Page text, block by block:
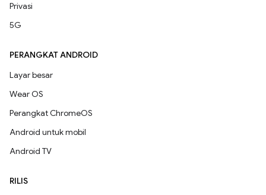
Privasi
5G
PERANGKAT ANDROID
Layar besar
Wear OS
Perangkat ChromeOS
Android untuk mobil
Android TV
RILIS